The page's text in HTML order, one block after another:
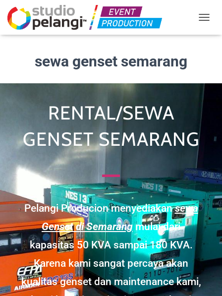
sewa genset semarang
RENTAL/SEWA
GENSET SEMARANG
Pelangi Producion menyediakansewa
Genset di Semarangmulai dari
kapasitas 50 KVA sampai 180 KVA.
Karena kami sangat percaya akan
kualitas genset dan maintenance kami,